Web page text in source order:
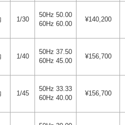
1/30
50Hz 50.00
60Hz 60.00
¥140,200
1/40
50Hz 37.50
60Hz 45.00
¥156,700
1/45
50Hz 33.33
60Hz 40.00
¥156,700